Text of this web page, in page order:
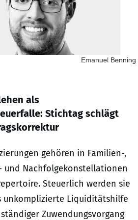
Emanuel Benning
als
Stichtag schlägt
gehören in Familien-,
und Nachfolgekonstellationen
Steuerlich werden sie
unkomplizierte Liquiditätshilfe
Zuwendungsvorgang